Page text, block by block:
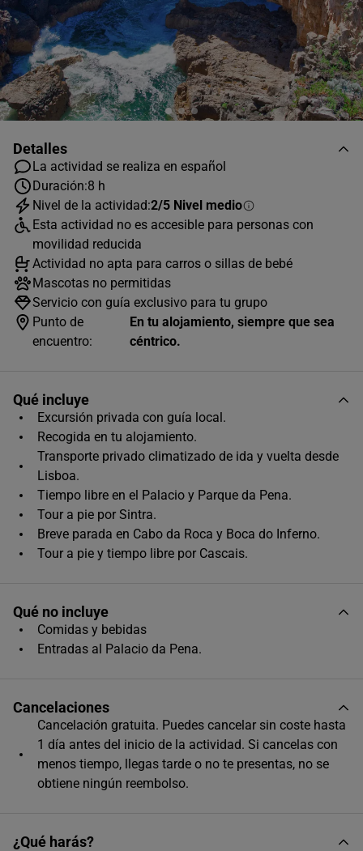
AGOSTO 2026
L
M X J
1
2
3
4 5 6 7 8
9
13 14
16
24
25
31
Horas disponibles (1)
08:45
Único horario disponible
Detalles
La actividad se realiza en español
Duración:8 h
Nivel de la actividad:2/5 Nivel medio
Esta actividad no es accesible para personas con
movilidad reducida
Actividad no apta para carros o sillas de bebé
Mascotas no permitidas
Servicio con guía exclusivo para tu grupo
Punto de
encuentro:
En tu alojamiento, siempre que sea
céntrico.
Qué incluye
Excursión privada con guía local.
Recogida en tu alojamiento.
Transporte privado climatizado de ida y vuelta desde
Lisboa.
Tiempo libre en el Palacio y Parque da Pena.
Tour a pie por Sintra.
Breve parada en Cabo da Roca y Boca do Inferno.
Tour a pie y tiempo libre por Cascais.
Qué no incluye
Comidas y bebidas
Entradas al Palacio da Pena.
Cancelaciones
Cancelación gratuita. Puedes cancelar sin coste hasta
1 día antes del inicio de la actividad. Si cancelas con
menos tiempo, llegas tarde o no te presentas, no se
obtiene ningún reembolso.
¿Qué harás?